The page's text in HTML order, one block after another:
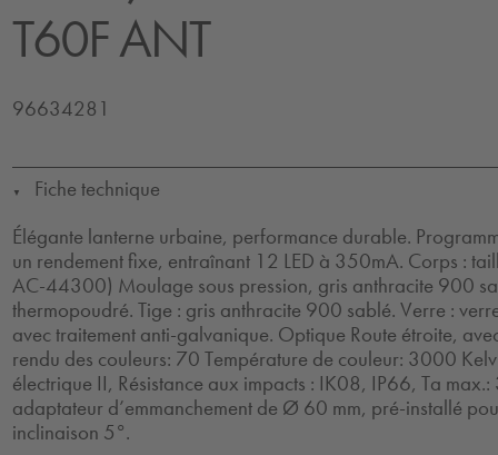
T60F ANT
96634281
▼
Fiche technique
Élégante lanterne urbaine, performance durable.
un rendement fixe, entraînant 12 LED à 350mA. Corps :
AC-44300) Moulage sous pression, gris anthracite 900
thermopoudré. Tige : gris anthracite 900 sablé. Verre :
avec traitement anti-galvanique. Optique Route étroite,
rendu des couleurs: 70 Température de couleur: 3000
électrique II, Résistance aux impacts : IK08, IP66, Ta
adaptateur d’emmanchement de Ø 60 mm, pré-installé
inclinaison 5°.